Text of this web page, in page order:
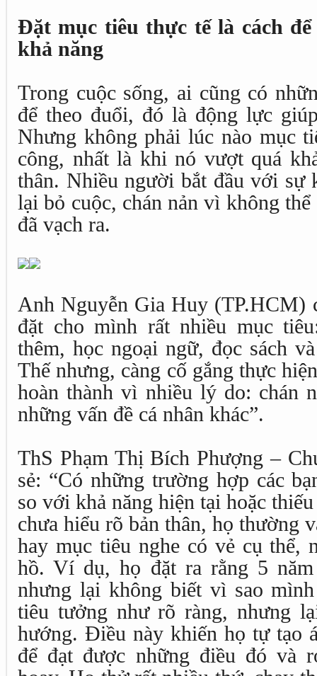
Đặt mục tiêu thực tế là cách
khả năng
Trong cuộc sống, ai cũng có
để theo đuổi, đó là động lực
Nhưng không phải lúc nào mục
công, nhất là khi nó vượt quá
thân. Nhiều người bắt đầu với
lại bỏ cuộc, chán nản vì không
đã vạch ra.
Anh Nguyễn Gia Huy (TP.HCM)
đặt cho mình rất nhiều mục
thêm, học ngoại ngữ, đọc sách
Thế nhưng, càng cố gắng thực
hoàn thành vì nhiều lý do: chán
những vấn đề cá nhân khác”.
ThS Phạm Thị Bích Phượng –
sẻ: “Có những trường hợp các
so với khả năng hiện tại hoặc
chưa hiểu rõ bản thân, họ thường
hay mục tiêu nghe có vẻ cụ thể,
hồ. Ví dụ, họ đặt ra rằng 5
nhưng lại không biết vì sao
tiêu tưởng như rõ ràng, nhưng
hướng. Điều này khiến họ tự tạo
để đạt được những điều đó và